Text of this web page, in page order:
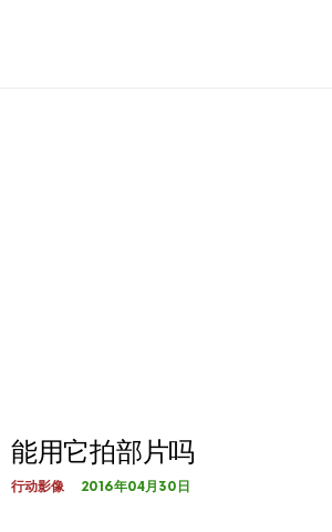
能用它拍部片吗
行动影像 2016年04月30日